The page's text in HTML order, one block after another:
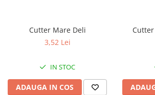
Cutter Mare Deli
3,52 Lei
IN STOC
ADAUGA IN COS